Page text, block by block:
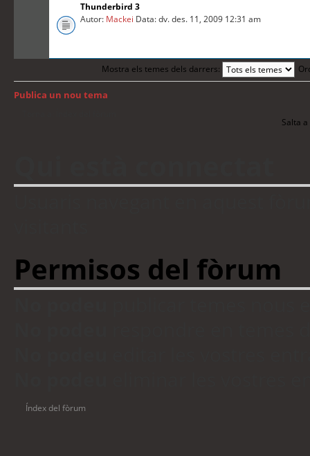
Thunderbird 3
Autor: Mackei Data: dv. des. 11, 2009 12:31 am
Mostra els temes dels darrers:
Publica un nou tema
Salta a
Permisos del fòrum
Índex del fòrum